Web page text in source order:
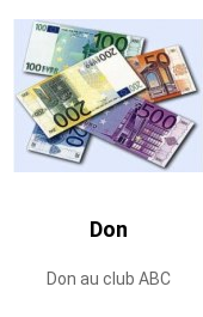
Don
Don au club ABC